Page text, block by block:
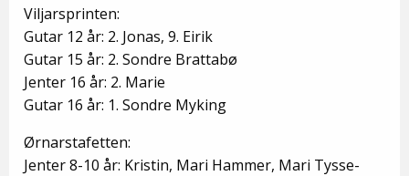
Viljarsprinten:
Gutar 12 år: 2. Jonas, 9. Eirik
Gutar 15 år: 2. Sondre Brattabø
Jenter 16 år: 2. Marie
Gutar 16 år: 1. Sondre Myking
Ørnarstafetten:
Jenter 8-10 år: Kristin, Mari Hammer, Mari Tysse-